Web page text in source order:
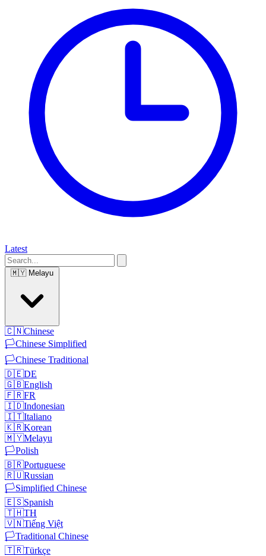
Latest
🇲🇾 Melayu
🇨🇳Chinese
🏳️Chinese Simplified
🏳️Chinese Traditional
🇩🇪DE
🇬🇧English
🇫🇷FR
🇮🇩Indonesian
🇮🇹Italiano
🇰🇷Korean
🇲🇾Melayu
🏳️Polish
🇧🇷Portuguese
🇷🇺Russian
🏳️Simplified Chinese
🇪🇸Spanish
🇹🇭TH
🇻🇳Tiếng Việt
🏳️Traditional Chinese
🇹🇷Türkçe